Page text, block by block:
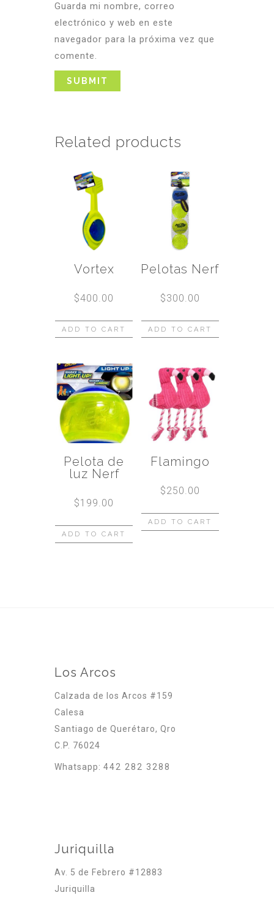
Guarda mi nombre, correo
electrónico y web en este
navegador para la próxima vez que
comente.
Related products
Vortex
$400.00
ADD TO CART
Pelotas Nerf
$300.00
ADD TO CART
Pelota de
luz Nerf
$199.00
ADD TO CART
Flamingo
$250.00
ADD TO CART
Los Arcos
Calzada de los Arcos #159
Calesa
Santiago de Querétaro, Qro
C.P. 76024
Whatsapp: 442 282 3288
Juriquilla
Av. 5 de Febrero #12883
Juriquilla